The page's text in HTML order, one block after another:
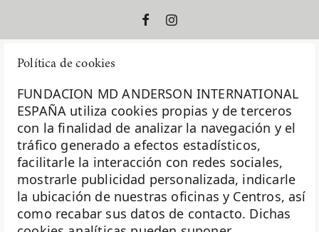
Política de cookies
FUNDACION MD ANDERSON INTERNATIONAL
ESPAÑA utiliza cookies propias y de terceros
con la finalidad de analizar la navegación y el
tráfico generado a efectos estadísticos,
facilitarle la interacción con redes sociales,
mostrarle publicidad personalizada, indicarle
la ubicación de nuestras oficinas y Centros, así
como recabar sus datos de contacto. Dichas
La Fundación MD Anderson España - Hospiten es
miembro de laAsociación Española de Fundaciones
Investigación
Biobanco